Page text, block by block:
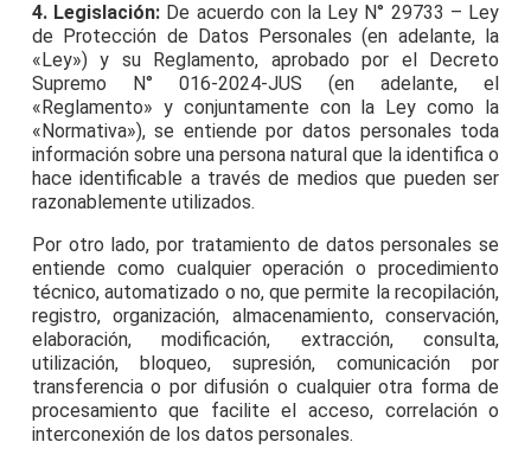
4. Legislación: De acuerdo con la Ley N° 29733 – Ley
de Protección de Datos Personales (en adelante, la
«Ley») y su Reglamento, aprobado por el Decreto
Supremo N° 016-2024-JUS (en adelante, el
«Reglamento» y conjuntamente con la Ley como la
«Normativa»), se entiende por datos personales toda
información sobre una persona natural que la identifica o
hace identificable a través de medios que pueden ser
razonablemente utilizados.
Por otro lado, por tratamiento de datos personales se
entiende como cualquier operación o procedimiento
técnico, automatizado o no, que permite la recopilación,
registro, organización, almacenamiento, conservación,
elaboración, modificación, extracción, consulta,
utilización, bloqueo, supresión, comunicación por
transferencia o por difusión o cualquier otra forma de
procesamiento que facilite el acceso, correlación o
interconexión de los datos personales.